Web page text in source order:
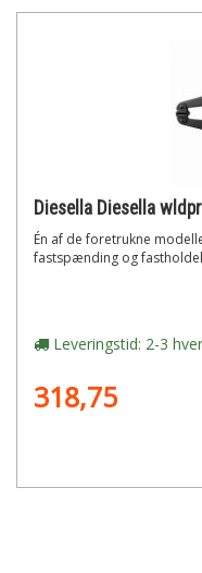
Én af de foretrukne
fastspænding og
Leveringstid: 2-3
318,75